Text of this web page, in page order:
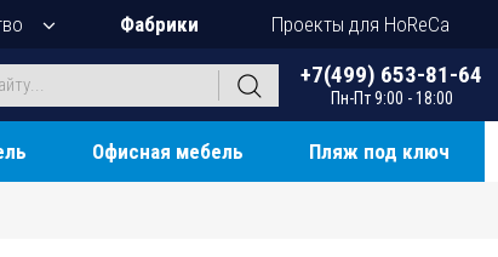
Фабрики Проекты для HoReCa
+7(499) 653-81-64
Пн-Пт 9:00 - 18:00
Офисная мебель Пляж под ключ